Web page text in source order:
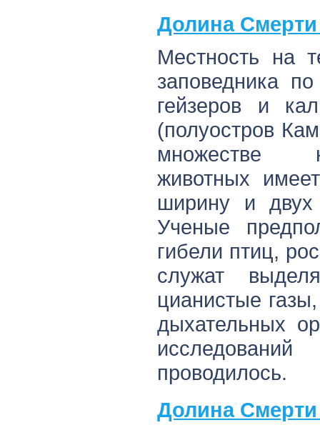
Долина Смерти
Местность на
заповедника
гейзеров и
(полуостров
множестве
животных
ширину и двух
Ученые
гибели птиц,
служат
цианистые
дыхательных
проводилось.
Долина Смерти